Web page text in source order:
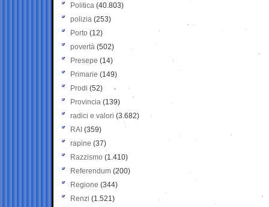
Politica (40.803)
polizia (253)
Porto (12)
povertà (502)
Presepe (14)
Primarie (149)
Prodi (52)
Provincia (139)
radici e valori (3.682)
RAI (359)
rapine (37)
Razzismo (1.410)
Referendum (200)
Regione (344)
Renzi (1.521)